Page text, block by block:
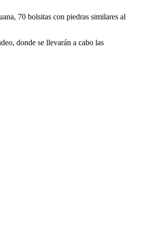
70 bolsitas con piedras similares al
donde se llevarán a cabo las